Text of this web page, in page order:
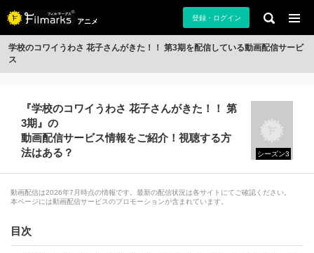
アニメ 登録・ログイン
学校のコワイうわさ 花子さんがきた！！ 第3期を配信している動画配信サービ
ス
『学校のコワイうわさ 花子さんがきた！！ 第
3期』の
動画配信サービス情報をご紹介！視聴する方
法はある？
シーズン3
動画配信は2026年7月時点の情報です。最新の配信状況は各サイトにてご確認ください。
本ページには動画配信サービスのプロモーションが含まれています。
目次